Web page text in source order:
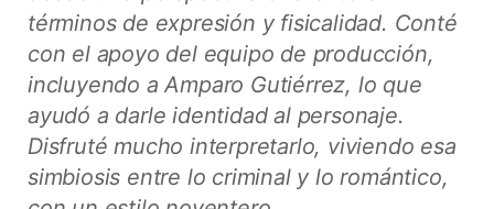
términos de expresión y fisicalidad. Conté
con el apoyo del equipo de producción,
incluyendo a Amparo Gutiérrez, lo que
ayudó a darle identidad al personaje.
Disfruté mucho interpretarlo, viviendo esa
simbiosis entre lo criminal y lo romántico,